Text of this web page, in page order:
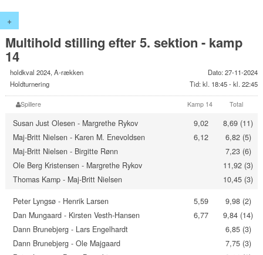
+
Multihold stilling efter 5. sektion - kamp
14
holdkval 2024, A-rækken
Holdturnering
Dato: 27-11-2024
Tid: kl. 18:45 - kl. 22:45
Spillere Kamp 14 Total
Susan Just Olesen - Margrethe Rykov 9,02
8,69 (11)
Maj-Britt Nielsen - Karen M. Enevoldsen
6,12
6,82 (5)
Maj-Britt Nielsen - Birgitte Rønn
7,23 (6)
Ole Berg Kristensen - Margrethe Rykov
11,92 (3)
Thomas Kamp - Maj-Britt Nielsen
10,45 (3)
Peter Lyngsø - Henrik Larsen 5,59
9,98 (2)
Dan Mungaard - Kirsten Vesth-Hansen
6,77
9,84 (14)
Dann Brunebjerg - Lars Engelhardt
6,85 (3)
Dann Brunebjerg - Ole Majgaard
7,75 (3)